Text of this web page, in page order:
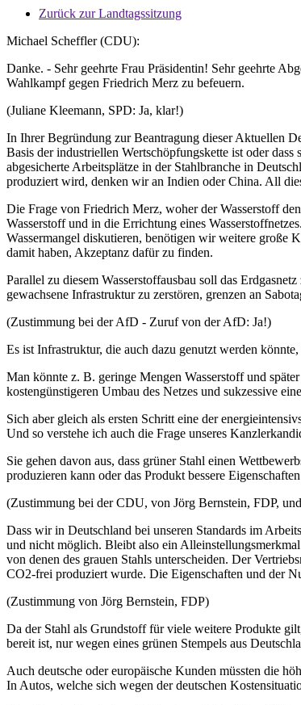
Zurück zur Landtagssitzung
Michael Scheffler (CDU):
Danke. - Sehr geehrte Frau Präsidentin! Sehr geehrte
Wahlkampf gegen Friedrich Merz zu befeuern.
(Juliane Kleemann, SPD: Ja, klar!)
In Ihrer Begründung zur Beantragung dieser Aktuellen
Basis der industriellen Wertschöpfungskette ist oder
abgesicherte Arbeitsplätze in der Stahlbranche in
produziert wird, denken wir an Indien oder China. All
Die Frage von Friedrich Merz, woher der Wasserstoff
Wasserstoff und in die Errichtung eines
Wassermangel diskutieren, benötigen wir weitere große
damit haben, Akzeptanz dafür zu finden.
Parallel zu diesem Wasserstoffausbau soll das
gewachsene Infrastruktur zu zerstören, grenzen an
(Zustimmung bei der AfD - Zuruf von der AfD: Ja!)
Es ist Infrastruktur, die auch dazu genutzt werden
Man könnte z. B. geringe Mengen Wasserstoff und
kostengünstigeren Umbau des Netzes und sukzessive
Sich aber gleich als ersten Schritt eine der
Und so verstehe ich auch die Frage unseres
Sie gehen davon aus, dass grüner Stahl einen
produzieren kann oder das Produkt bessere
(Zustimmung bei der CDU, von Jörg Bernstein, FDP,
Dass wir in Deutschland bei unseren Standards im
und nicht möglich. Bleibt also ein
von denen des grauen Stahls unterscheiden. Der
CO2-frei produziert wurde. Die Eigenschaften und der
(Zustimmung von Jörg Bernstein, FDP)
Da der Stahl als Grundstoff für viele weitere Produkte
bereit ist, nur wegen eines grünen Stempels aus
Auch deutsche oder europäische Kunden müssten die
In Autos, welche sich wegen der deutschen